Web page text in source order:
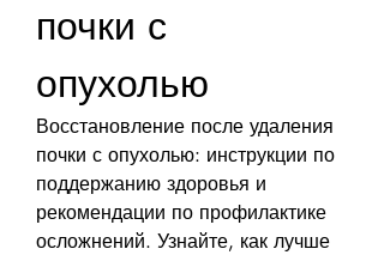
почки с
опухолью
Восстановление после удаления
почки с опухолью: инструкции по
поддержанию здоровья и
рекомендации по профилактике
осложнений. Узнайте, как лучше